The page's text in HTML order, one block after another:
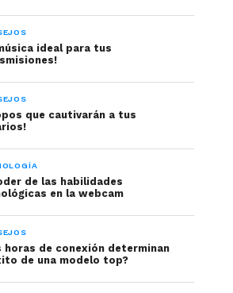
ideal para tus
que cautivarán a tus
de las habilidades
en la webcam
horas de conexión determinan
de una modelo top?